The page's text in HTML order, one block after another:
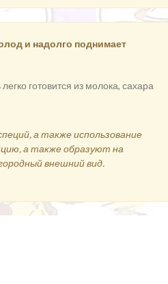
и надолго поднимает
готовится из молока, сахара
а также использование
а также образуют на
внешний вид.